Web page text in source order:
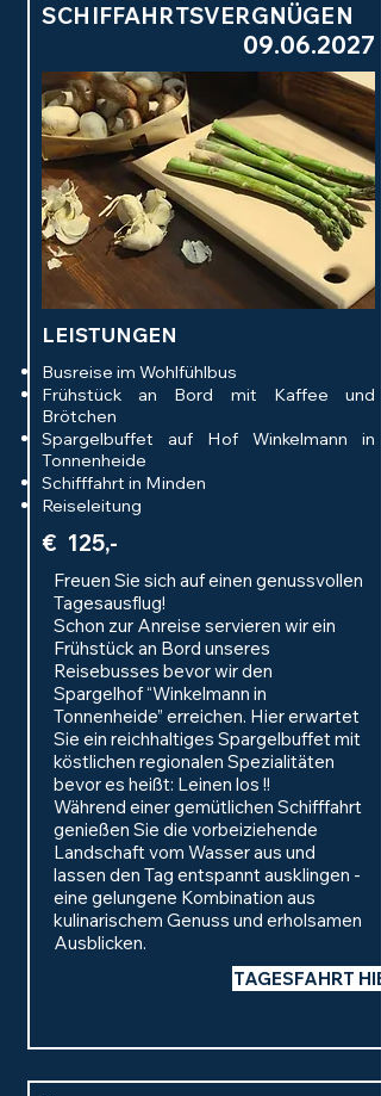
SCHIFFAHRTSVERGNÜGEN
09.06.2027
LEISTUNGEN
Busreise im Wohlfühlbus
Frühstück an Bord mit Kaffee und
Brötchen
Spargelbuffet auf Hof Winkelmann in
Tonnenheide
Schifffahrt in Minden
Reiseleitung
€ 125,-
Freuen Sie sich auf einen genussvollen
Tagesausflug!
Schon zur Anreise servieren wir ein
Frühstück an Bord unseres
Reisebusses bevor wir den
Spargelhof “Winkelmann in
Tonnenheide” erreichen. Hier erwartet
Sie ein reichhaltiges Spargelbuffet mit
köstlichen regionalen Spezialitäten
bevor es heißt: Leinen los !!
Während einer gemütlichen Schifffahrt
genießen Sie die vorbeiziehende
Landschaft vom Wasser aus und
lassen den Tag entspannt ausklingen -
eine gelungene Kombination aus
kulinarischem Genuss und erholsamen
Ausblicken.
TAGESFAHRT